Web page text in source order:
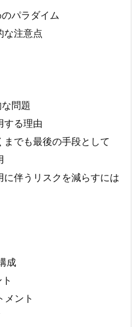
パラダイム
な注意点
問題
する理由
でも最後の手段として
伴うリスクを減らすには
成
メント